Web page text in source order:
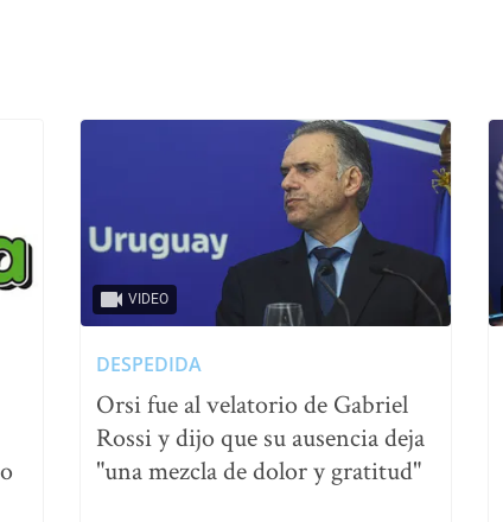
VIDEO
DESPEDIDA
Orsi fue al velatorio de Gabriel
Rossi y dijo que su ausencia deja
"una mezcla de dolor y gratitud"